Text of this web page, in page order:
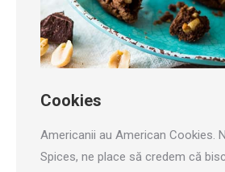
Cookies
Americanii au American Cookies.
Spices, ne place să credem că